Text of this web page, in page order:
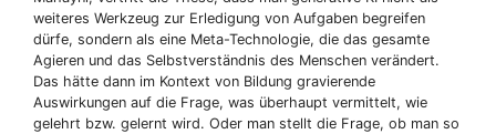
weiteres Werkzeug zur Erledigung von Aufgaben begreifen
dürfe, sondern als eine Meta-Technologie, die das gesamte
Agieren und das Selbstverständnis des Menschen verändert.
Das hätte dann im Kontext von Bildung gravierende
Auswirkungen auf die Frage, was überhaupt vermittelt, wie
gelehrt bzw. gelernt wird. Oder man stellt die Frage, ob man so